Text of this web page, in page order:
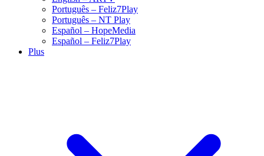
Português – Feliz7Play
Português – NT Play
Español – HopeMedia
Español – Feliz7Play
Plus